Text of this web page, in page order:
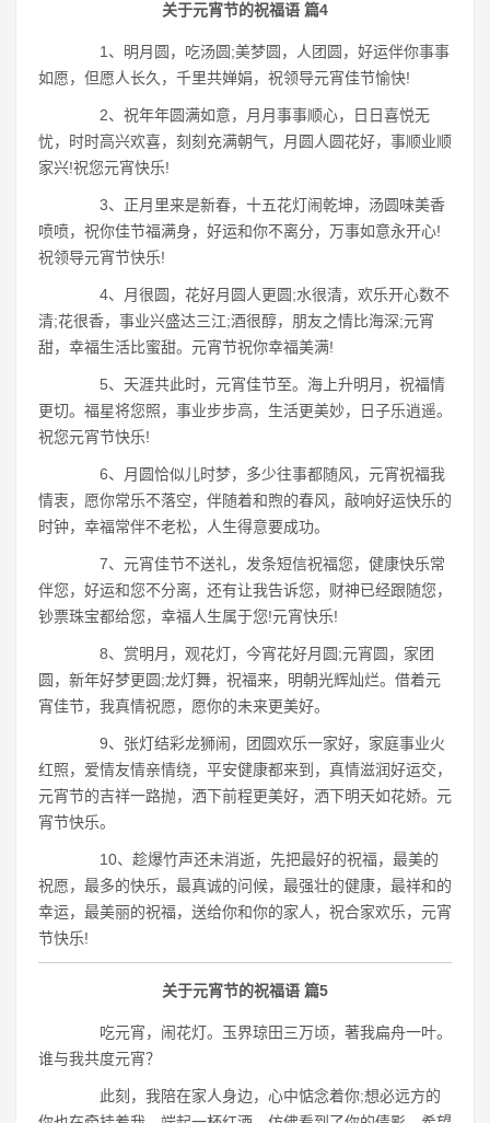
关于元宵节的祝福语 篇4
1、明月圆，吃汤圆;美梦圆，人团圆，好运伴你事事
如愿，但愿人长久，千里共婵娟，祝领导元宵佳节愉快!
2、祝年年圆满如意，月月事事顺心，日日喜悦无
忧，时时高兴欢喜，刻刻充满朝气，月圆人圆花好，事顺业顺
家兴!祝您元宵快乐!
3、正月里来是新春，十五花灯闹乾坤，汤圆味美香
喷喷，祝你佳节福满身，好运和你不离分，万事如意永开心!
祝领导元宵节快乐!
4、月很圆，花好月圆人更圆;水很清，欢乐开心数不
清;花很香，事业兴盛达三江;酒很醇，朋友之情比海深;元宵
甜，幸福生活比蜜甜。元宵节祝你幸福美满!
5、天涯共此时，元宵佳节至。海上升明月，祝福情
更切。福星将您照，事业步步高，生活更美妙，日子乐逍遥。
祝您元宵节快乐!
6、月圆恰似儿时梦，多少往事都随风，元宵祝福我
情衷，愿你常乐不落空，伴随着和煦的春风，敲响好运快乐的
时钟，幸福常伴不老松，人生得意要成功。
7、元宵佳节不送礼，发条短信祝福您，健康快乐常
伴您，好运和您不分离，还有让我告诉您，财神已经跟随您，
钞票珠宝都给您，幸福人生属于您!元宵快乐!
8、赏明月，观花灯，今宵花好月圆;元宵圆，家团
圆，新年好梦更圆;龙灯舞，祝福来，明朝光辉灿烂。借着元
宵佳节，我真情祝愿，愿你的未来更美好。
9、张灯结彩龙狮闹，团圆欢乐一家好，家庭事业火
红照，爱情友情亲情绕，平安健康都来到，真情滋润好运交，
元宵节的吉祥一路抛，洒下前程更美好，洒下明天如花娇。元
宵节快乐。
10、趁爆竹声还未消逝，先把最好的祝福，最美的
祝愿，最多的快乐，最真诚的问候，最强壮的健康，最祥和的
幸运，最美丽的祝福，送给你和你的家人，祝合家欢乐，元宵
节快乐!
关于元宵节的祝福语 篇5
吃元宵，闹花灯。玉界琼田三万顷，著我扁舟一叶。
谁与我共度元宵？
此刻，我陪在家人身边，心中惦念着你;想必远方的